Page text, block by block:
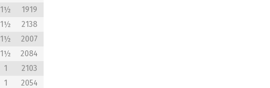
1½
1919
1½
2138
1½
2007
1½
2084
1
2103
1
2054